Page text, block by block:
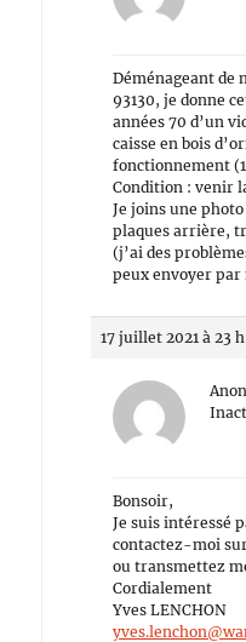
Déménageant de
93130, je donne
années 70 d’un
caisse en bois
fonctionnement
Condition : venir
Je joins une photo
plaques arrière,
(j’ai des
peux envoyer par
17 juillet 2021 à 23 h
Bonsoir,
Je suis intéressé
contactez-moi
ou transmettez
Cordialement
Yves LENCHON